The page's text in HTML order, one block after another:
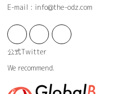
E-mail : info@the-odz.com
公式Twitter
We recommend.